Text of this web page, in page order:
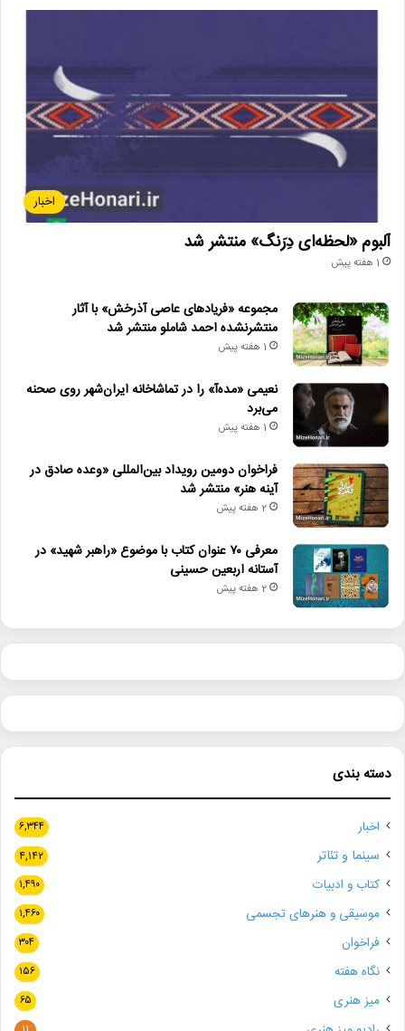
اخبار
آلبوم «لحظه‌ای دِرَنگ» منتشر شد
1 هفته پیش
مجموعه «فریادهای عاصی آذرخش» با آثار
منتشرنشده احمد شاملو منتشر شد
1 هفته پیش
نعیمی «مده‌آ» را در تماشاخانه ایران‌شهر روی صحنه
می‌برد
1 هفته پیش
فراخوان دومین رویداد بین‌المللی «وعده صادق در
آینه هنر» منتشر شد
2 هفته پیش
معرفی ۷۰ عنوان کتاب با موضوع «راهبر شهید» در
آستانه اربعین حسینی
2 هفته پیش
دسته بندی
اخبار ۶,۳۴۴
سینما و تئاتر ۴,۱۴۲
کتاب و ادبیات ۱,۴۹۰
موسیقی و هنرهای تجسمی ۱,۴۶۰
فراخوان ۳۰۴
نگاه هفته ۱۵۶
میز هنری ۶۵